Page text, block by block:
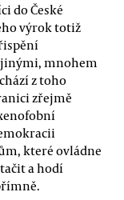
do České
výrok totiž
jinými, mnohem
z toho
zřejmě
které ovládne
a hodí